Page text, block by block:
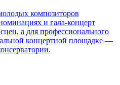
композиторов
и гала-концерт
а для профессионального
концертной площадке —